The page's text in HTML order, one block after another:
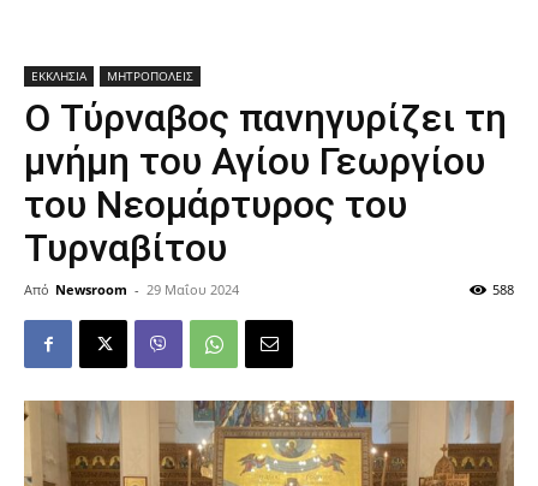
ΕΚΚΛΗΣΙΑ ΜΗΤΡΟΠΟΛΕΙΣ
Ο Τύρναβος πανηγυρίζει τη
μνήμη του Αγίου Γεωργίου
του Νεομάρτυρος του
Τυρναβίτου
Από Newsroom - 29 Μαΐου 2024 588